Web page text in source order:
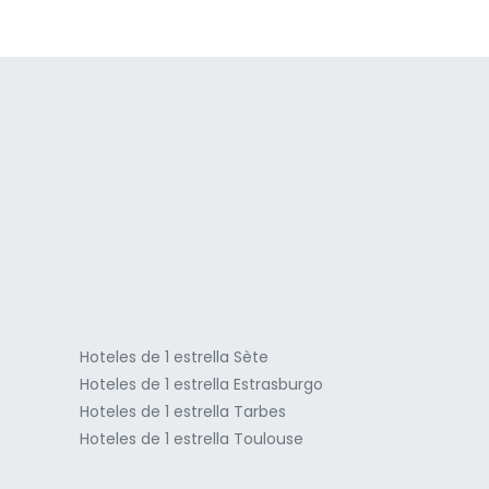
Hoteles de 1 estrella Sète
Hoteles de 1 estrella Estrasburgo
Hoteles de 1 estrella Tarbes
Hoteles de 1 estrella Toulouse